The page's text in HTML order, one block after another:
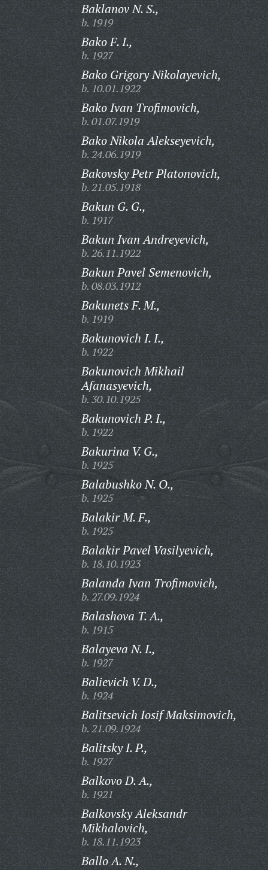
Baklanov N. S.,
b. 1919
Bako F. I.,
b. 1927
Bako Grigory Nikolayevich,
b. 10.01.1922
Bako Ivan Trofimovich,
b. 01.07.1919
Bako Nikola Alekseyevich,
b. 24.06.1919
Bakovsky Petr Platonovich,
b. 21.05.1918
Bakun G. G.,
b. 1917
Bakun Ivan Andreyevich,
b. 26.11.1922
Bakun Pavel Semenovich,
b. 08.03.1912
Bakunets F. M.,
b. 1919
Bakunovich I. I.,
b. 1922
Bakunovich Mikhail
Afanasyevich,
b. 30.10.1925
Bakunovich P. I.,
b. 1922
Bakurina V. G.,
b. 1925
Balabushko N. O.,
b. 1925
Balakir M. F.,
b. 1925
Balakir Pavel Vasilyevich,
b. 18.10.1923
Balanda Ivan Trofimovich,
b. 27.09.1924
Balashova T. A.,
b. 1915
Balayeva N. I.,
b. 1927
Balievich V. D.,
b. 1924
Balitsevich Iosif Maksimovich,
b. 21.09.1924
Balitsky I. P.,
b. 1927
Balkovo D. A.,
b. 1921
Balkovsky Aleksandr
Mikhalovich,
b. 18.11.1923
Ballo A. N.,